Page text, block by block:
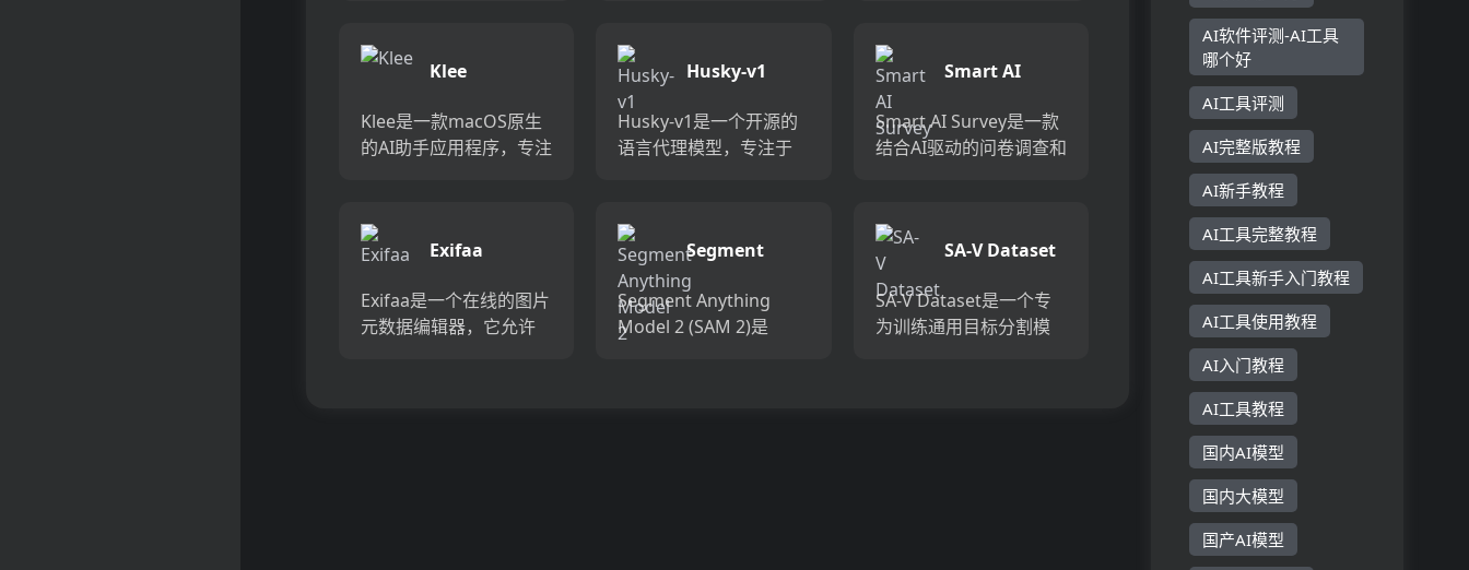
用户反馈，从而改善产
品。它通过数据驱动的
析，...
云服务的依赖，从而显
著降低成本。它支持任
何操作系统...
中。该平台支持多种数
据源，如PDF、
Notion、网站链接...
Klee
Klee是一款macOS原生
的AI助手应用程序，专注
用先进的AI技术，如
RAG（检索增强生成）
Husky-v1
Husky-v1是一个开源的
语言代理模型，专注于
理任务。它使用工具使
用、代码生成器、查询
生成器和数学推理器等
专...
Smart AI
Smart AI Survey是一款
结合AI驱动的问卷调查和
快速生成洞见。它提供
实时答案验证和深入访
谈，确保高...
Exifaa
Exifaa是一个在线的图片
元数据编辑器，它允许
Segment
Anything
Model 2
Segment Anything
Model 2 (SAM 2)是
SA-V Dataset
SA-V Dataset是一个专
为训练通用目标分割模
AI软件评测-AI工具
哪个好
AI工具评测
AI完整版教程
AI新手教程
AI工具完整教程
AI工具新手入门教程
AI工具使用教程
AI入门教程
AI工具教程
国内AI模型
国内大模型
国产AI模型